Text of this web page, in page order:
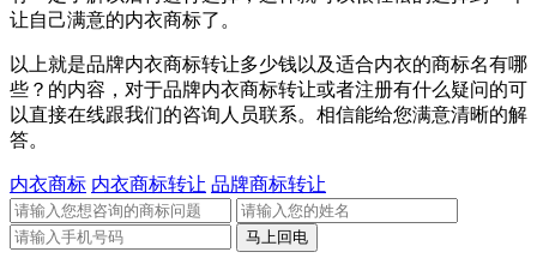
让自己满意的内衣商标了。
以上就是品牌内衣商标转让多少钱以及适合内衣的商标名有哪
些？的内容，对于品牌内衣商标转让或者注册有什么疑问的可
以直接在线跟我们的咨询人员联系。相信能给您满意清晰的解
答。
内衣商标 内衣商标转让 品牌商标转让